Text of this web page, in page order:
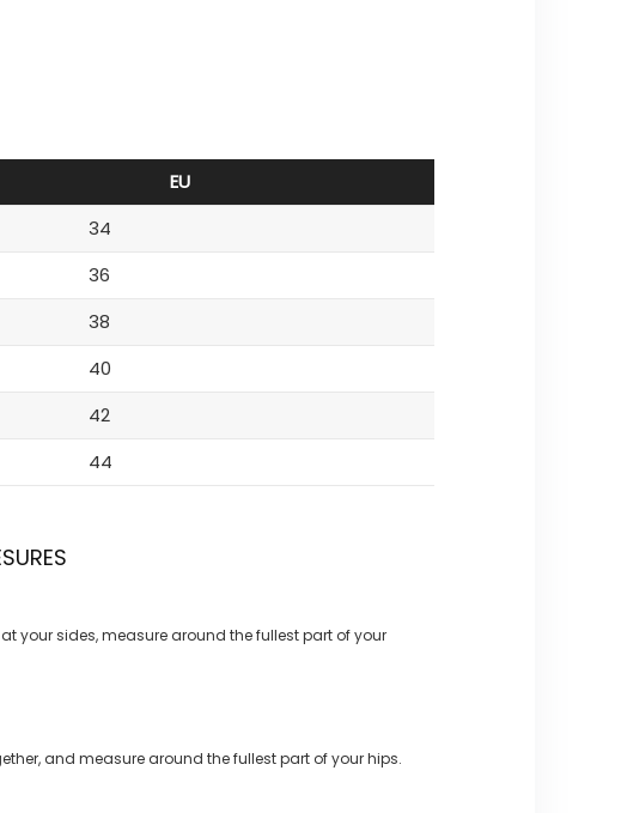
EU
34
36
38
40
42
44
your sides, measure around the fullest part of your
and measure around the fullest part of your hips.